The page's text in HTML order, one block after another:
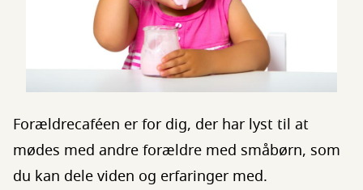
Forældrecaféen er for dig, der har lyst til at
mødes med andre forældre med småbørn, som
du kan dele viden og erfaringer med.